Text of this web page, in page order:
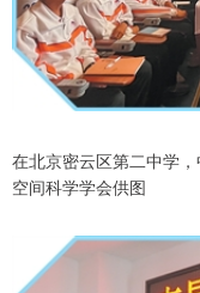
在北京密云区第二中学
空间科学学会供图